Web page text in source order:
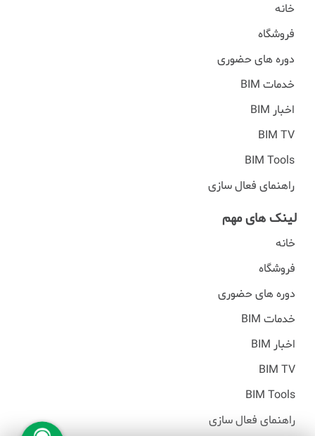
خانه
فروشگاه
دوره های حضوری
خدمات BIM
اخبار BIM
BIM TV
BIM Tools
راهنمای فعال سازی
لینک های مهم
خانه
فروشگاه
دوره های حضوری
خدمات BIM
اخبار BIM
BIM TV
BIM Tools
راهنمای فعال سازی